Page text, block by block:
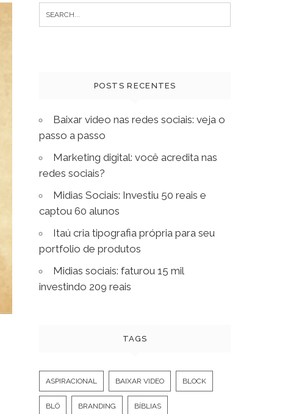
Search
for:
POSTS RECENTES
Baixar video nas redes sociais: veja o
passo a passo
Marketing digital: você acredita nas
redes sociais?
Midias Sociais: Investiu 50 reais e
captou 60 alunos
Itaú cria tipografia própria para seu
portfolio de produtos
Midias sociais: faturou 15 mil
investindo 209 reais
TAGS
ASPIRACIONAL BAIXAR VIDEO BLOCK
BLÖ BRANDING BÍBLIAS